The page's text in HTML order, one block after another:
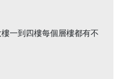
一到四樓每個層樓都有不